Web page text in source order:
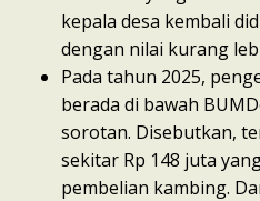
kepala desa kembali
dengan nilai kurang
Pada tahun 2025,
berada di bawah
sorotan. Disebutkan,
sekitar Rp 148 juta
pembelian kambing.